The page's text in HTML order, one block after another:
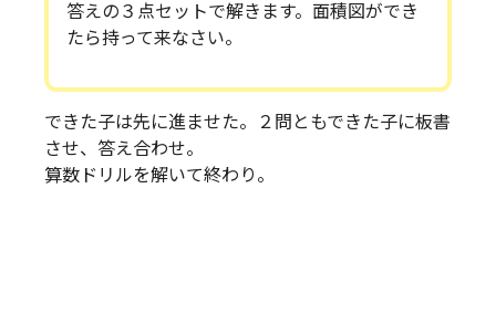
答えの３点セットで解きます。面積図ができ
たら持って来なさい。
できた子は先に進ませた。２問ともできた子に板書
させ、答え合わせ。
算数ドリルを解いて終わり。